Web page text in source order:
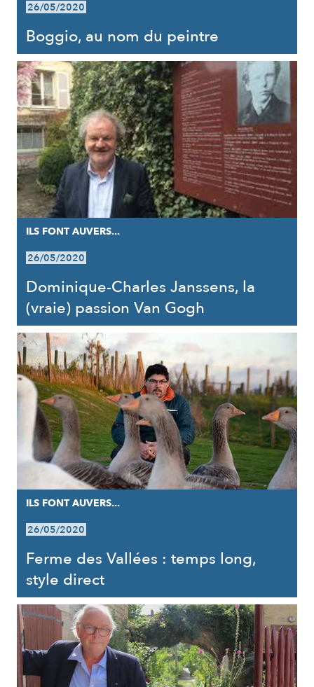
26/05/2020
Boggio, au nom du peintre
ILS FONT AUVERS...
26/05/2020
Dominique-Charles Janssens, la
(vraie) passion Van Gogh
ILS FONT AUVERS...
26/05/2020
Ferme des Vallées : temps long,
style direct